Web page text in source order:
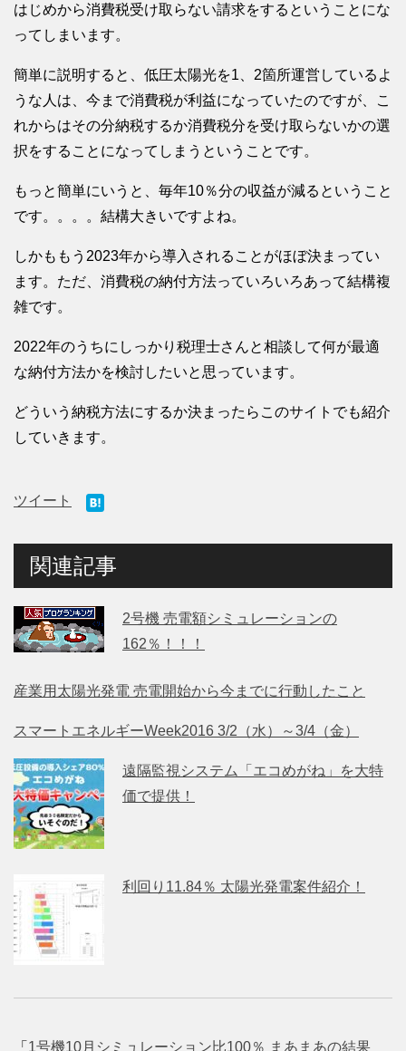
はじめから消費税受け取らない請求をするということにな
ってしまいます。
簡単に説明すると、低圧太陽光を1、2箇所運営しているよ
うな人は、今まで消費税が利益になっていたのですが、こ
れからはその分納税するか消費税分を受け取らないかの選
択をすることになってしまうということです。
もっと簡単にいうと、毎年10％分の収益が減るということ
です。。。。結構大きいですよね。
しかももう2023年から導入されることがほぼ決まってい
ます。ただ、消費税の納付方法っていろいろあって結構複
雑です。
2022年のうちにしっかり税理士さんと相談して何が最適
な納付方法かを検討したいと思っています。
どういう納税方法にするか決まったらこのサイトでも紹介
していきます。
ツイート
関連記事
2号機 売電額シミュレーションの
162％！！！
産業用太陽光発電 売電開始から今までに行動したこと
スマートエネルギーWeek2016 3/2（水）～3/4（金）
遠隔監視システム「エコめがね」を大特
価で提供！
利回り11.84％ 太陽光発電案件紹介！
「 1号機10月シミュレーション比100％ まあまあの結果